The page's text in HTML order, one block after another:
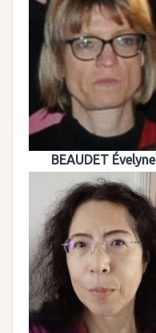
BEAUDET Évelyne